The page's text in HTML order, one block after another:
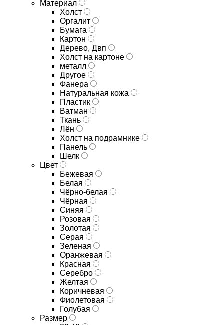
Материал
Холст
Оргалит
Бумага
Картон
Дерево, Двп
Холст на картоне
металл
Другое
Фанера
Натуральная кожа
Пластик
Ватман
Ткань
Лён
Холст на подрамнике
Панель
Шелк
Цвет
Бежевая
Белая
Чёрно-белая
Чёрная
Синяя
Розовая
Золотая
Серая
Зеленая
Оранжевая
Красная
Серебро
Желтая
Коричневая
Фиолетовая
Голубая
Размер